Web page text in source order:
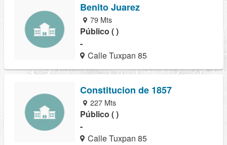
Benito Juarez
79 Mts
Público ( )
-
Calle Tuxpan 85
Constitucion de 1857
227 Mts
Público ( )
-
Calle Tuxpan 85